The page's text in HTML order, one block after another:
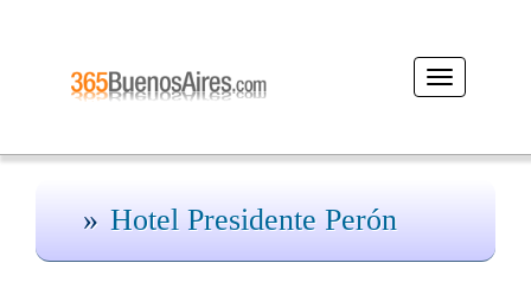
Desplegar
navegación
Hotel Presidente Perón